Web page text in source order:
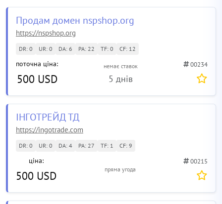
Продам домен nspshop.org
https://nspshop.org
DR: 0 UR: 0 DA: 6 PA: 22 TF: 0 CF: 12
поточна ціна:
500 USD
немає ставок
5 днів
00234
ІНГОТРЕЙД ТД
https://ingotrade.com
DR: 0 UR: 0 DA: 4 PA: 27 TF: 1 CF: 9
ціна:
500 USD пряма угода
00215